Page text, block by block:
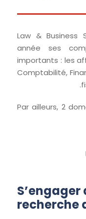
Law & Business
année ses
importants : les
Comptabilité,
Par ailleurs, 2
recherche